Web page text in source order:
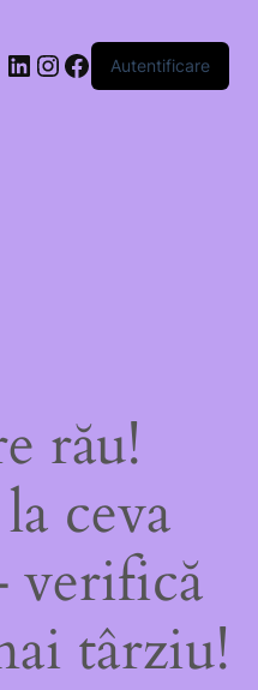
LinkedIn
Instagram
Facebook
Autentificare
rău!
ceva
târziu!